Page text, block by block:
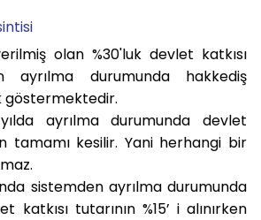
olan %30'luk devlet katkısı
ayrılma durumunda hakkediş
göstermektedir.
ayrılma durumunda devlet
tamamı kesilir. Yani herhangi bir
sistemden ayrılma durumunda
katkısı tutarının %15’ i alınırken